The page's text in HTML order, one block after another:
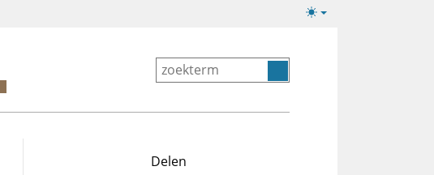
Lichte/donkere
Delen